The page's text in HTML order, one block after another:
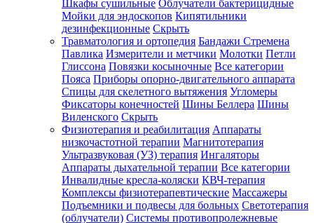
Шкафы сушильные Облучатели бактерицидные
Мойки для эндоскопов Кипятильники
дезинфекционные Скрыть
Травматология и ортопедия Бандажи Стремена
Павлика Измерители и метчики Молотки Петли
Глиссона Повязки косыночные Все категории
Пояса Приборы опорно-двигательного аппарата
Спицы для скелетного вытяжения Угломеры
Фиксаторы конечностей Шины Беллера Шины
Виленского Скрыть
Физиотерапия и реабилитация Аппараты
низкочастотной терапии Магнитотерапия
Ультразвуковая (УЗ) терапия Ингаляторы
Аппараты дыхательной терапии Все категории
Инвалидные кресла-коляски КВЧ-терапия
Комплексы физиотерапевтические Массажеры
Подъемники и подвесы для больных Светотерапия
(облучатели) Системы противопролежневые